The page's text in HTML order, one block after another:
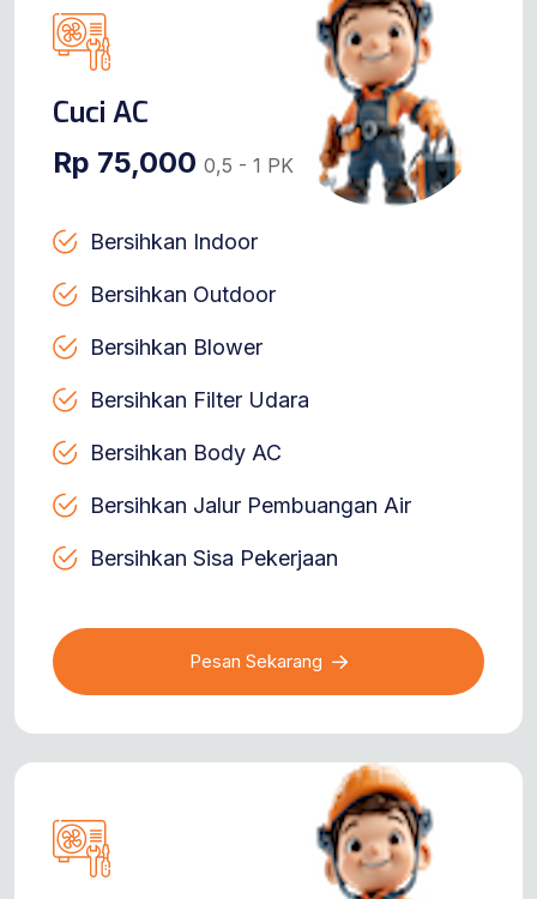
Cuci AC
Rp 75,000 0,5 - 1 PK
Bersihkan Indoor
Bersihkan Outdoor
Bersihkan Blower
Bersihkan Filter Udara
Bersihkan Body AC
Bersihkan Jalur Pembuangan Air
Bersihkan Sisa Pekerjaan
Pesan Sekarang